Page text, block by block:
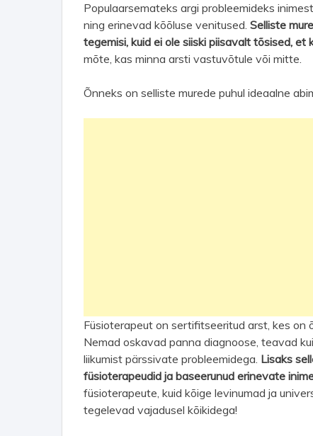
Populaarsemateks argi probleemideks
ning erinevad kõõluse venitused. Selliste
tegemisi, kuid ei ole siiski piisavalt tõsised, et
mõte, kas minna arsti vastuvõtule või mitte.
Õnneks on selliste murede puhul ideaalne
Füsioterapeut on sertifitseeritud arst, kes on
Nemad oskavad panna diagnoose, teavad
liikumist pärssivate probleemidega. Lisaks
füsioterapeudid ja baseerunud erinevate
füsioterapeute, kuid kõige levinumad ja
tegelevad vajadusel kõikidega!